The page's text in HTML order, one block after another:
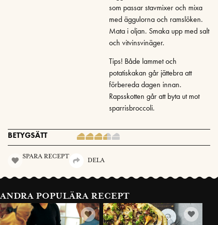
som passar stavmixer och mixa
med äggulorna och ramslöken.
Mata i oljan. Smaka upp med salt
och vitvinsvinäger.
Tips! Både lammet och
potatiskakan går jättebra att
förbereda dagen innan.
Rapsskotten går att byta ut mot
sparrisbroccoli.
BETYGSÄTT
SPARA RECEPT
DELA
ANDRA POPULÄRA RECEPT